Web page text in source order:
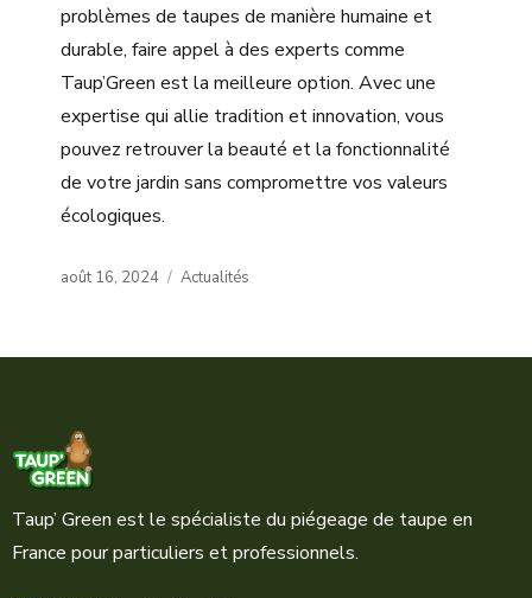
problèmes de taupes de manière humaine et
durable, faire appel à des experts comme
Taup’Green est la meilleure option. Avec une
expertise qui allie tradition et innovation, vous
pouvez retrouver la beauté et la fonctionnalité
de votre jardin sans compromettre vos valeurs
écologiques.
Posted
août 16, 2024 Categories
Actualités
Taup’ Green est le spécialiste du piégeage de taupe en
France pour particuliers et professionnels.